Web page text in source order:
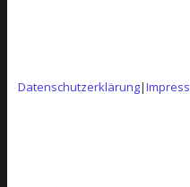
Wir schaffen für
Wohlfühlatmosphäre.
ein
Luxusbad mit
Wir erfüllen jeden
begleiten Sie bei
Datenschutzerklärung|